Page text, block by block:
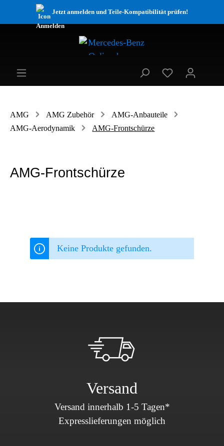
Jetzt anmelden und Teile-Kompatibilität prüfen!
AMG AMG Zubehör
AMG-Anbauteile
AMG-Aerodynamik
AMG-Frontschürze
AMG-Frontschürze
Keine Produkte gefunden.
Versand
Versand innerhalb 1-5 Tagen*
Expresslieferungen möglich